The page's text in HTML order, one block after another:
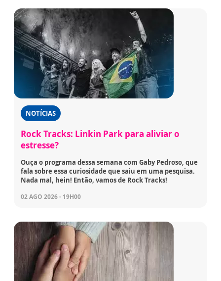
NOTÍCIAS
Rock Tracks: Linkin Park para aliviar o
estresse?
Ouça o programa dessa semana com Gaby Pedroso, que
fala sobre essa curiosidade que saiu em uma pesquisa.
Nada mal, hein! Então, vamos de Rock Tracks!
02 AGO 2026 - 19H00